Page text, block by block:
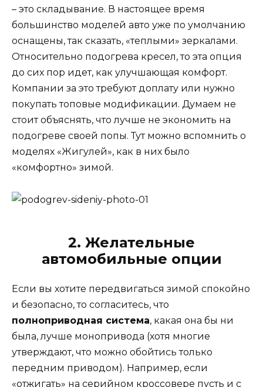
– это складывание. В настоящее время
большинство моделей авто уже по умолчанию
оснащены, так сказать, «теплыми» зеркалами.
Относительно подогрева кресел, то эта опция
до сих пор идет, как улучшающая комфорт.
Компании за это требуют доплату или нужно
покупать топовые модификации. Думаем не
стоит объяснять, что лучше не экономить на
подогреве своей попы. Тут можно вспомнить о
моделях «Жигулей», как в них было
«комфортно» зимой.
2. Желательные
автомобильные опции
Если вы хотите передвигаться зимой спокойно
и безопасно, то согласитесь, что
полноприводная система, какая она бы ни
была, лучше монопривода (хотя многие
утверждают, что можно обойтись только
передним приводом). Например, если
«отжигать» на серийном кроссовере пусть и с